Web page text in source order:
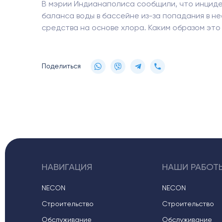
В мэрии Индианаполиса сообщили, что
баланса воды в бассейне из-за попадания в
средства на основе хлора. Каким образом
Поделиться
НАВИГАЦИЯ
NECON
Строительство
Обслуживание
НАШИ
NECON
Строительство
Обслуживание